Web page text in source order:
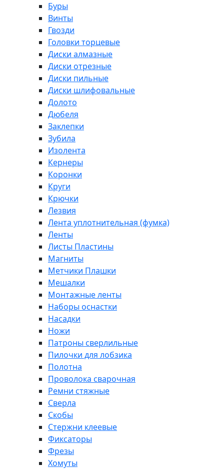
Буры
Винты
Гвозди
Головки торцевые
Диски алмазные
Диски отрезные
Диски пильные
Диски шлифовальные
Долото
Дюбеля
Заклепки
Зубила
Изолента
Кернеры
Коронки
Круги
Крючки
Лезвия
Лента уплотнительная (фумка)
Ленты
Листы Пластины
Магниты
Метчики Плашки
Мешалки
Монтажные ленты
Наборы оснастки
Насадки
Ножи
Патроны сверлильные
Пилочки для лобзика
Полотна
Проволока сварочная
Ремни стяжные
Сверла
Скобы
Стержни клеевые
Фиксаторы
Фрезы
Хомуты